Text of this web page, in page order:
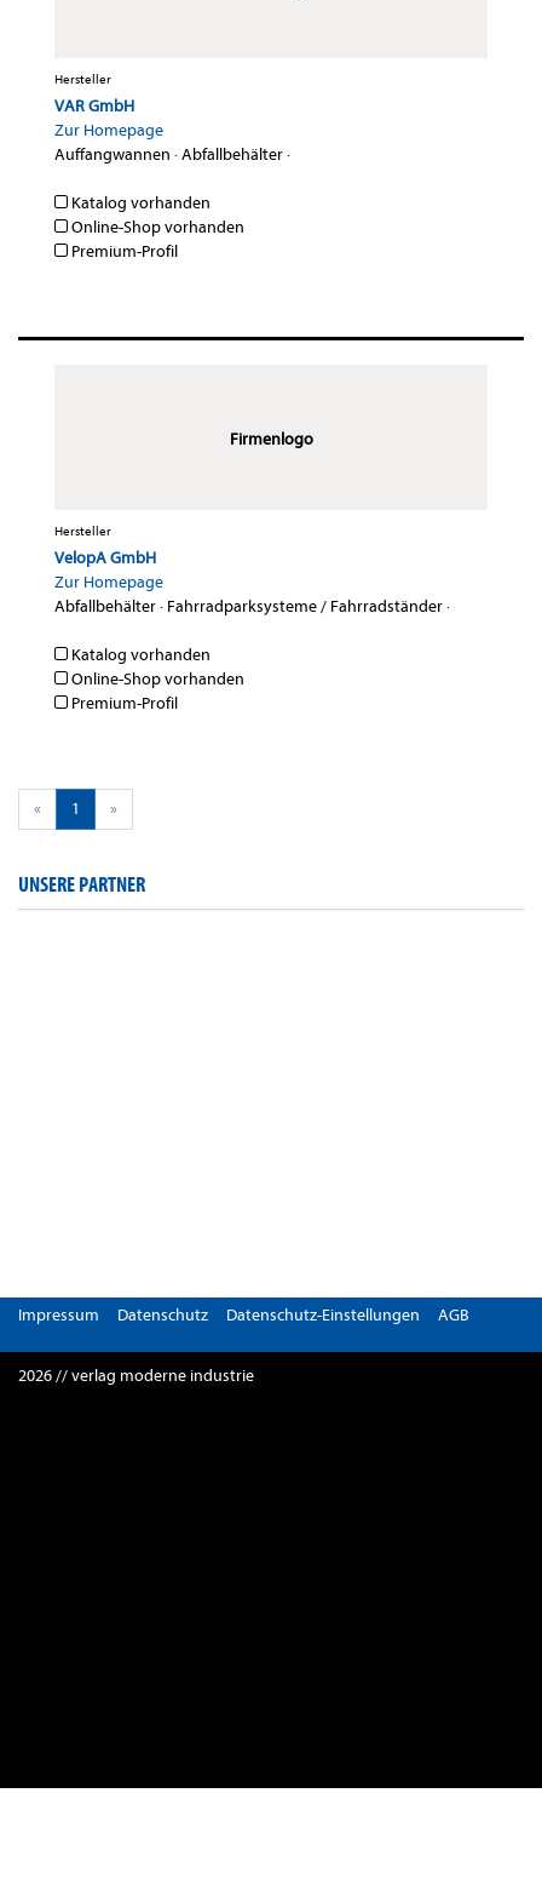
Hersteller
VAR GmbH
Zur Homepage
Auffangwannen ·Abfallbehälter·
Katalog vorhanden
Online-Shop vorhanden
Premium-Profil
Firmenlogo
Hersteller
VelopA GmbH
Zur Homepage
Abfallbehälter· Fahrradparksysteme / Fahrradständer·
Katalog vorhanden
Online-Shop vorhanden
Premium-Profil
« 1 »
UNSERE PARTNER
Impressum Datenschutz Datenschutz-Einstellungen AGB
2026 // verlag moderne industrie